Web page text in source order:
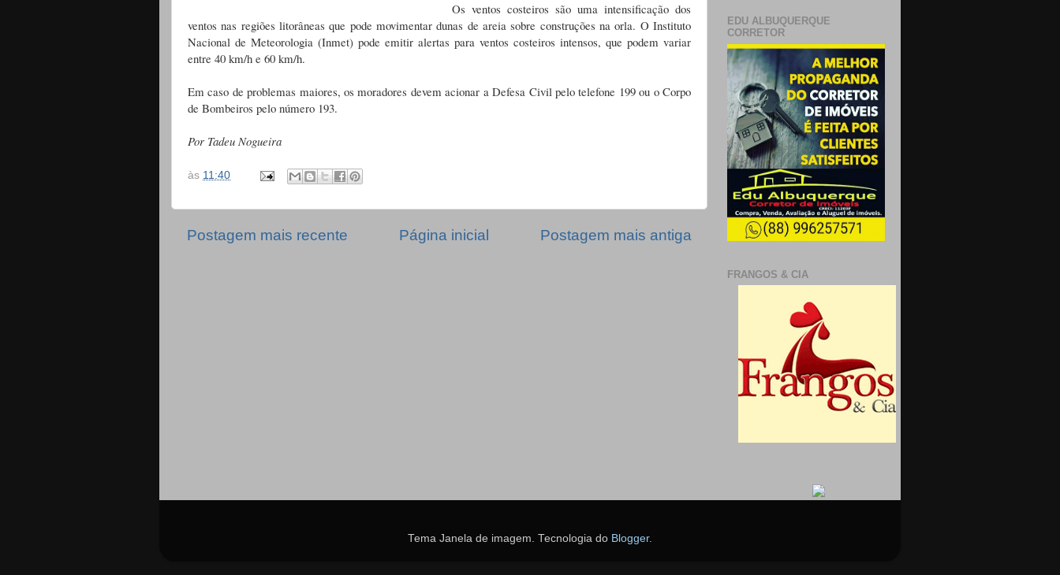
Os ventos costeiros são uma intensificação dos
ventos nas regiões litorâneas que pode movimentar dunas de areia sobre construções na orla. O Instituto
Nacional de Meteorologia (Inmet) pode emitir alertas para ventos costeiros intensos, que podem variar
entre 40 km/h e 60 km/h.
Em caso de problemas maiores, os moradores devem acionar a Defesa Civil pelo telefone 199 ou o Corpo
de Bombeiros pelo número 193.
Por Tadeu Nogueira
às 11:40
Postagem mais recente Postagem mais antiga
Página inicial
EDU ALBUQUERQUE
CORRETOR
FRANGOS & CIA
Tema Janela de imagem. Tecnologia do Blogger.